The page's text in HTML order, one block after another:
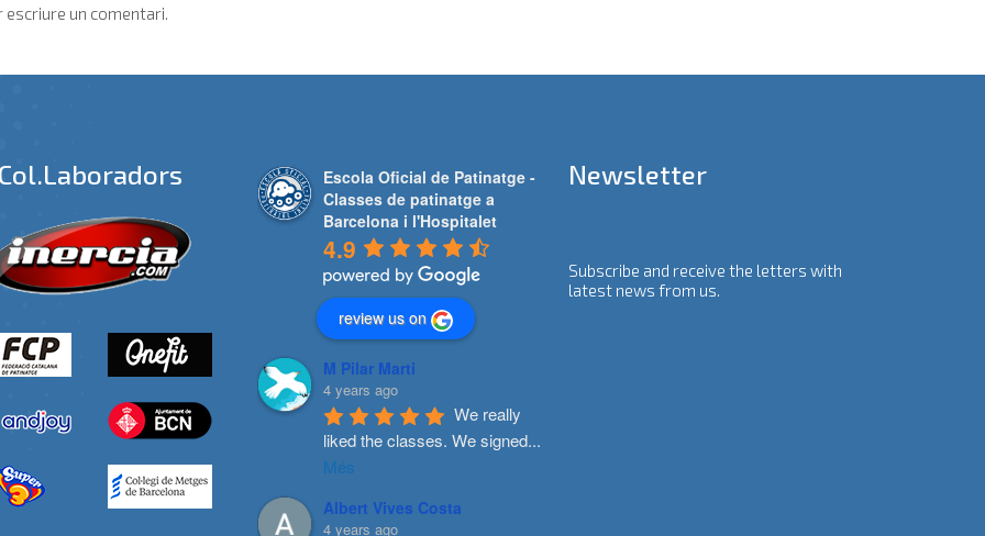
escriure un comentari.
Escola Oficial de Patinatge -
Classes de patinatge a
Barcelona i l'Hospitalet
4.9
review us on
M Pilar Marti
4 years ago
We really
liked the classes. We signed...
Més
Albert Vives Costa
4 years ago
Newsletter
Subscribe and receive the letters with
latest news from us.